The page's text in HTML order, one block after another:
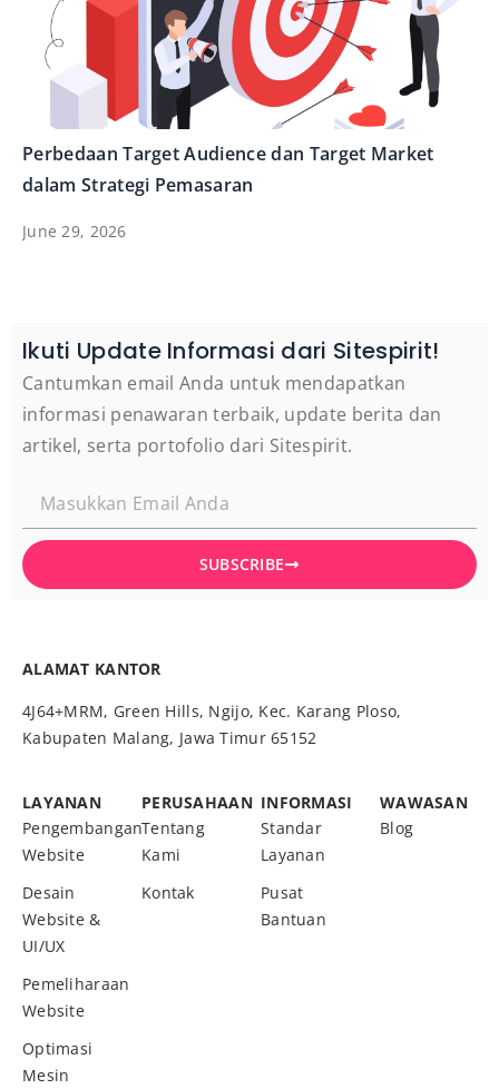
Perbedaan Target Audience dan Target Market
dalam Strategi Pemasaran
June 29, 2026
Ikuti Update Informasi dari Sitespirit!
Cantumkan email Anda untuk mendapatkan
informasi penawaran terbaik, update berita dan
artikel, serta portofolio dari Sitespirit.
SUBSCRIBE
ALAMAT KANTOR
4J64+MRM, Green Hills, Ngijo, Kec. Karang Ploso,
Kabupaten Malang, Jawa Timur 65152
LAYANAN
Pengembangan
Website
Desain
Website &
UI/UX
Pemeliharaan
Website
Optimasi
Mesin
PERUSAHAAN
Tentang
Kami
Kontak
INFORMASI
Standar
Layanan
Pusat
Bantuan
WAWASAN
Blog